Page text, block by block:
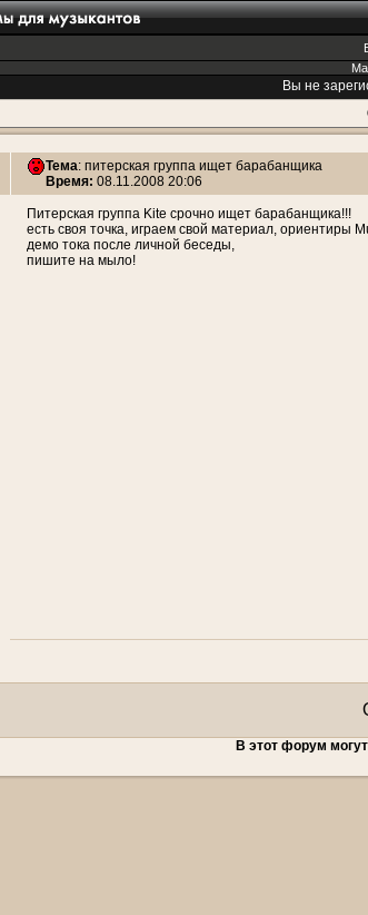
Вы не
Тема: питерская группа ищет барабанщика
Время: 08.11.2008 20:06
Питерская группа Kite срочно ищет барабанщика!!!
есть своя точка, играем свой материал, ориентиры
демо тока после личной беседы,
пишите на мыло!
В этот форум